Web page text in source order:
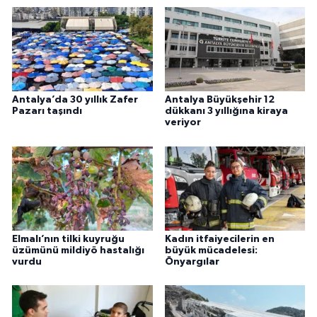
Antalya’da 30 yıllık Zafer
Pazarı taşındı
Antalya Büyükşehir 12
dükkanı 3 yıllığına kiraya
veriyor
Elmalı’nın tilki kuyruğu
üzümünü mildiyö hastalığı
vurdu
Kadın itfaiyecilerin en
büyük mücadelesi:
Önyargılar